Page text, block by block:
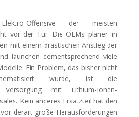
Offensive der meisten
vor der Tür. Die OEMs planen in
mit einem drastischen Anstieg der
launchen dementsprechend viele
Ein Problem, das bisher nicht
wurde, ist die
Versorgung mit Lithium-Ionen-
Kein anderes Ersatzteil hat den
derart große Herausforderungen